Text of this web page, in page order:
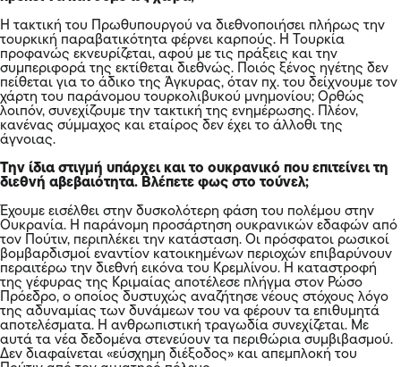
Η τακτική του Πρωθυπουργού να διεθνοποιήσει πλήρως την
τουρκική παραβατικότητα φέρνει καρπούς. Η Τουρκία
προφανώς εκνευρίζεται, αφού με τις πράξεις και την
συμπεριφορά της εκτίθεται διεθνώς. Ποιός ξένος ηγέτης δεν
πείθεται για το άδικο της Άγκυρας, όταν πχ. του δείχνουμε τον
χάρτη του παράνομου τουρκολιβυκού μνημονίου; Ορθώς
λοιπόν, συνεχίζουμε την τακτική της ενημέρωσης. Πλέον,
κανένας σύμμαχος και εταίρος δεν έχει το άλλοθι της
άγνοιας.
Την ίδια στιγμή υπάρχει και το ουκρανικό που επιτείνει τη
διεθνή αβεβαιότητα. Βλέπετε φως στο τούνελ;
Έχουμε εισέλθει στην δυσκολότερη φάση του πολέμου στην
Ουκρανία. Η παράνομη προσάρτηση ουκρανικών εδαφών από
τον Πούτιν, περιπλέκει την κατάσταση. Οι πρόσφατοι ρωσικοί
βομβαρδισμοί εναντίον κατοικημένων περιοχών επιβαρύνουν
περαιτέρω την διεθνή εικόνα του Κρεμλίνου. Η καταστροφή
της γέφυρας της Κριμαίας αποτέλεσε πλήγμα στον Ρώσο
Πρόεδρο, ο οποίος δυστυχώς αναζήτησε νέους στόχους λόγο
της αδυναμίας των δυνάμεων του να φέρουν τα επιθυμητά
αποτελέσματα. Η ανθρωπιστική τραγωδία συνεχίζεται. Με
αυτά τα νέα δεδομένα στενεύουν τα περιθώρια συμβιβασμού.
Δεν διαφαίνεται «εύσχημη διέξοδος» και απεμπλοκή του